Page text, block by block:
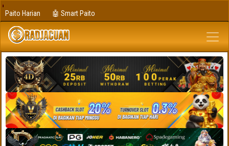
Paito Harian 🤖 Smart Paito